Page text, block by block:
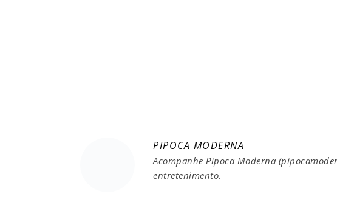
PIPOCA MODERNA
Acompanhe Pipoca Moderna
entretenimento.